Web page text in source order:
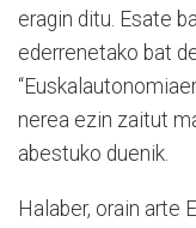
eragin ditu. Esate
ederrenetako bat
“
nerea ezin zaitut
abestuko duenik.
Halaber, orain arte